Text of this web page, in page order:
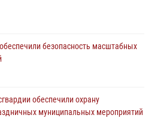
задержали гражданина за
безопасность празднования 98-
безопасность масштабных
обеспечили охрану
муниципальных мероприятий